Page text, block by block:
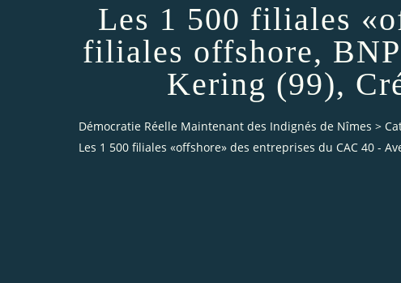
Les 1 500 filiales
filiales offshore,
Kering (99),
Démocratie Réelle Maintenant des Indignés de Nîmes >
Les 1 500 filiales «offshore» des entreprises du CAC 40 -